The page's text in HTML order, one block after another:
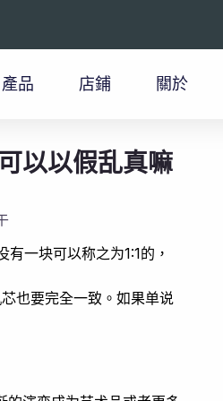
產品 店鋪 關於
以以假乱真嘛
一块可以称之为1:1的，
也要完全一致。如果单说